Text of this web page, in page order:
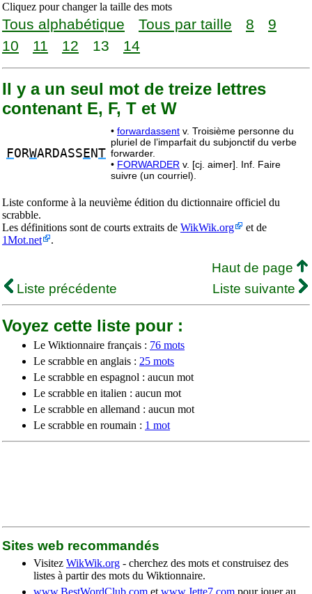
Cliquez pour changer la taille des mots
Tous alphabétique Tous par taille 8
9
10
11 12 13 14
Il y a un seul mot de treize lettres
contenant E, F, T et W
FORWARDASS E NT
• forwardassent v. Troisième personne du
pluriel de l’imparfait du subjonctif du verbe
forwarder.
• FORWARDER v. [cj. aimer]. Inf. Faire
suivre (un courriel).
Liste conforme à la neuvième édition du dictionnaire officiel du
scrabble.
Les définitions sont de courts extraits de WikWik.org
et de
1Mot.net
.
Haut de page
Liste précédente
Liste suivante
Voyez cette liste pour :
Le Wiktionnaire français : 76 mots
Le scrabble en anglais : 25 mots
Le scrabble en espagnol : aucun mot
Le scrabble en italien : aucun mot
Le scrabble en allemand : aucun mot
Le scrabble en roumain : 1 mot
Sites web recommandés
Visitez WikWik.org - cherchez des mots et construisez des
listes à partir des mots du Wiktionnaire.
www.BestWordClub.com et www.Jette7.com pour jouer au